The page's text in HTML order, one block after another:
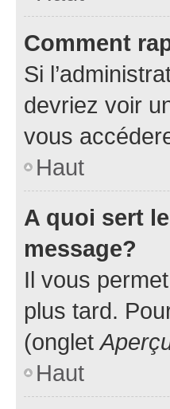
Comment
Si
devriez voir
vous
Haut
A quoi sert
message?
Il vous
plus tard.
(onglet
Haut